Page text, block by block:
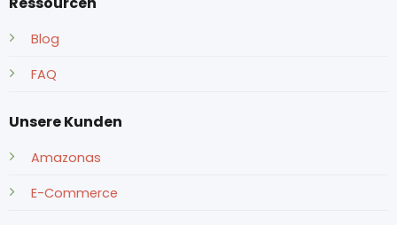
Blog
FAQ
Unsere Kunden
Amazonas
E-Commerce